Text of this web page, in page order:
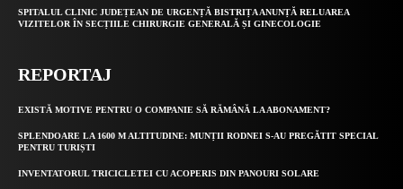
SPITALUL CLINIC JUDEȚEAN DE URGENȚĂ BISTRIȚA ANUNȚĂ RELUAREA
VIZITELOR ÎN SECȚIILE CHIRURGIE GENERALĂ ȘI GINECOLOGIE
REPORTAJ
EXISTĂ MOTIVE PENTRU O COMPANIE SĂ RĂMÂNĂ LA ABONAMENT?
SPLENDOARE LA 1600 M ALTITUDINE: MUNȚII RODNEI S-AU PREGĂTIT SPECIAL
PENTRU TURIȘTI
INVENTATORUL TRICICLETEI CU ACOPERIS DIN PANOURI SOLARE